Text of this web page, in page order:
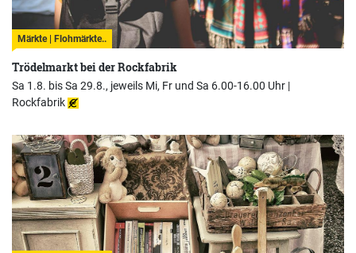
Märkte | Flohmärkte..
Trödelmarkt bei der Rockfabrik
Sa 1.8. bis Sa 29.8., jeweils Mi, Fr und Sa 6.00-16.00 Uhr |
Rockfabrik